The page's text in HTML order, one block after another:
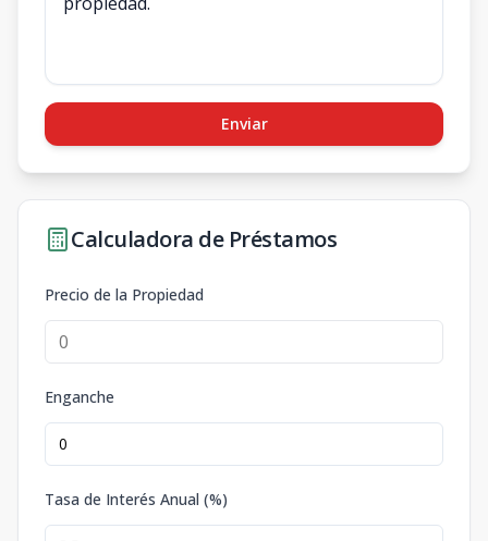
Enviar
Calculadora de Préstamos
Precio de la Propiedad
Enganche
Tasa de Interés Anual (%)